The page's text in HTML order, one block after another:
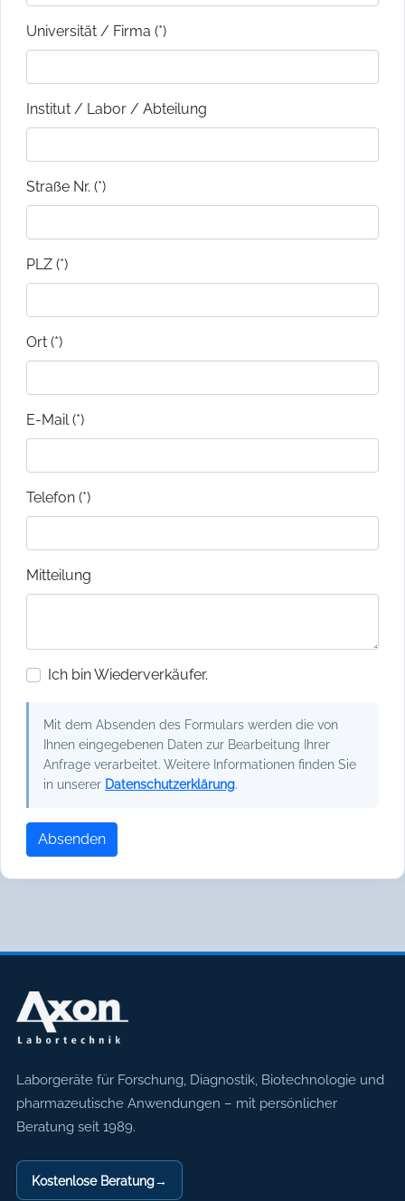
Universität / Firma (*)
Institut / Labor / Abteilung
Straße Nr. (*)
PLZ (*)
Ort (*)
E-Mail (*)
Telefon (*)
Mitteilung
Ich bin Wiederverkäufer.
Mit dem Absenden des Formulars werden die von
Ihnen eingegebenen Daten zur Bearbeitung Ihrer
Anfrage verarbeitet. Weitere Informationen finden Sie
in unserer Datenschutzerklärung.
Absenden
Axon Labortechnik
Laborgeräte für Forschung, Diagnostik, Biotechnologie und
pharmazeutische Anwendungen – mit persönlicher
Beratung seit 1989.
Kostenlose Beratung→